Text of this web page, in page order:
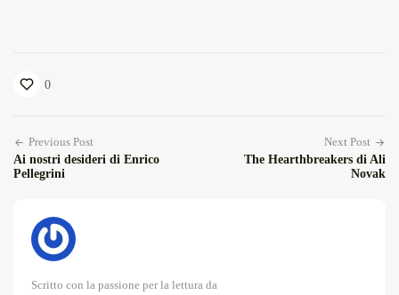
0
Previous Post
Ai nostri desideri di Enrico
Pellegrini
Next Post
The Hearthbreakers di Ali
Novak
Scritto con la passione per la lettura da